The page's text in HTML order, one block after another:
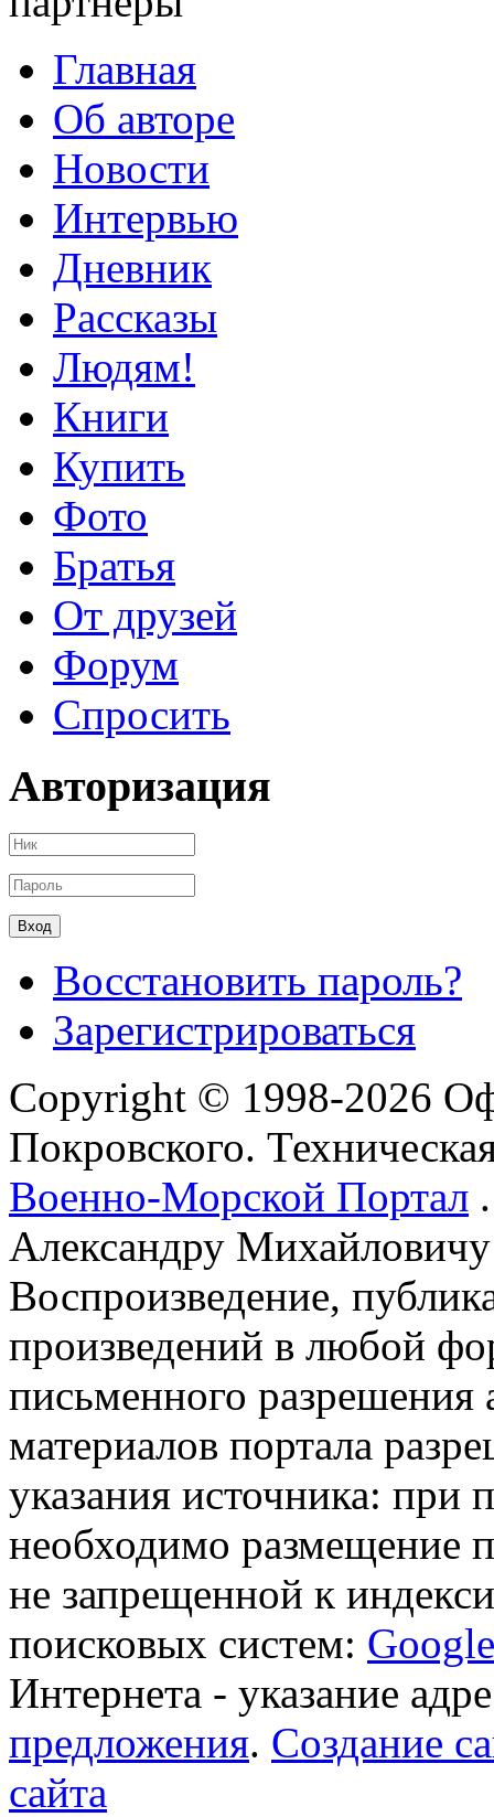
Главная
Об авторе
Новости
Интервью
Дневник
Рассказы
Людям!
Книги
Купить
Фото
Братья
От друзей
Форум
Спросить
Авторизация
Восстановить пароль?
Зарегистрироваться
Copyright © 1998-2026
Покровского.
Военно-Морской Портал
Александру
Воспроизведение,
произведений в любой
письменного разрешения
материалов портала
указания источника: при
необходимо размещение
не запрещенной к
поисковых систем: Google
Интернета - указание
предложения. Создание
сайта